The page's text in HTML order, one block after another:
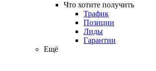
Что хотите получить
Трафик
Позиции
Лиды
Гарантии
Ещё